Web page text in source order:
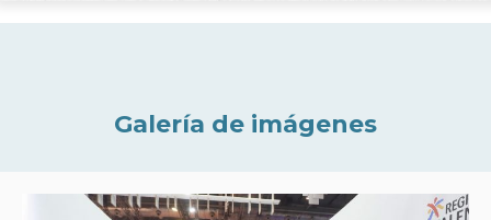
Galería de imágenes